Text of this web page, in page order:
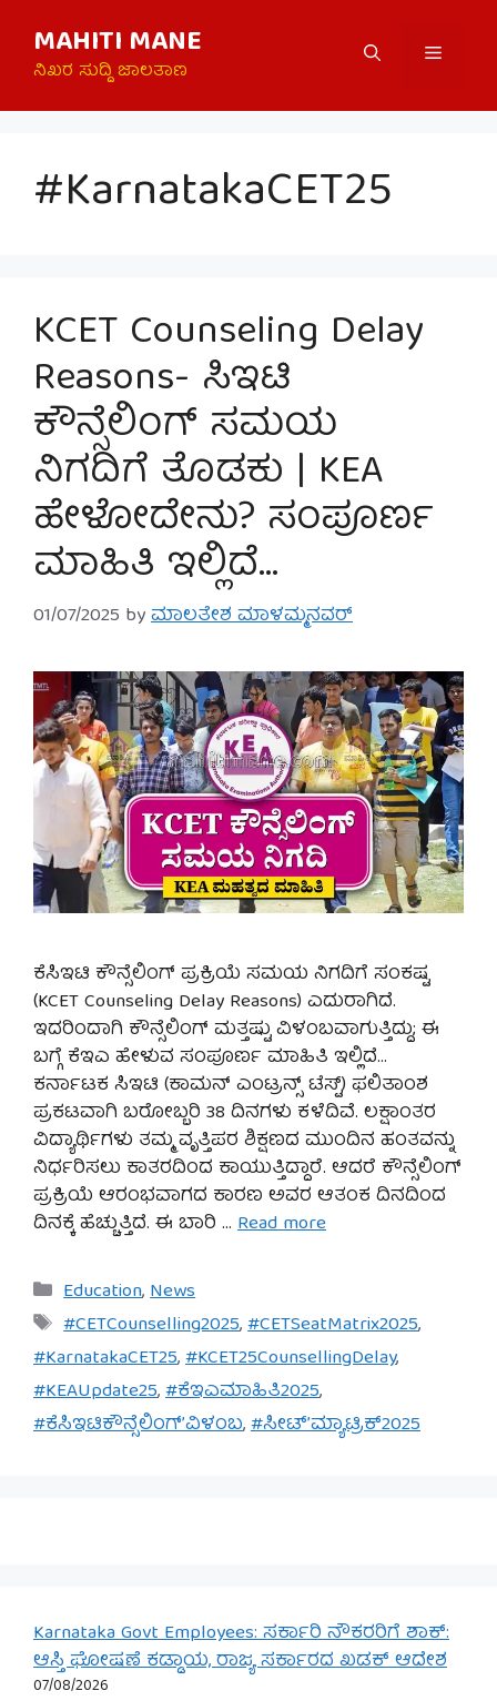
content
MAHITI MANE
ನಿಖರ ಸುದ್ದಿ ಜಾಲತಾಣ
Menu
#KarnatakaCET25
KCET Counseling Delay
Reasons- ಸಿಇಟಿ
ಕೌನ್ಸೆಲಿಂಗ್ ಸಮಯ
ನಿಗದಿಗೆ ತೊಡಕು | KEA
ಹೇಳೋದೇನು? ಸಂಪೂರ್ಣ
ಮಾಹಿತಿ ಇಲ್ಲಿದೆ…
01/07/2025 byಮಾಲತೇಶ ಮಾಳಮ್ಮನವರ್
ಕೆಸಿಇಟಿ ಕೌನ್ಸೆಲಿಂಗ್ ಪ್ರಕ್ರಿಯೆ ಸಮಯ ನಿಗದಿಗೆ ಸಂಕಷ್ಟ
(KCET Counseling Delay Reasons) ಎದುರಾಗಿದೆ.
ಇದರಿಂದಾಗಿ ಕೌನ್ಸೆಲಿಂಗ್ ಮತ್ತಷ್ಟು ವಿಳಂಬವಾಗುತ್ತಿದ್ದು; ಈ
ಬಗ್ಗೆ ಕೆಇಎ ಹೇಳುವ ಸಂಪೂರ್ಣ ಮಾಹಿತಿ ಇಲ್ಲಿದೆ…
ಕರ್ನಾಟಕ ಸಿಇಟಿ (ಕಾಮನ್ ಎಂಟ್ರನ್ಸ್ ಟೆಸ್ಟ್) ಫಲಿತಾಂಶ
ಪ್ರಕಟವಾಗಿ ಬರೋಬ್ಬರಿ 38 ದಿನಗಳು ಕಳೆದಿವೆ. ಲಕ್ಷಾಂತರ
ವಿದ್ಯಾರ್ಥಿಗಳು ತಮ್ಮ ವೃತ್ತಿಪರ ಶಿಕ್ಷಣದ ಮುಂದಿನ ಹಂತವನ್ನು
ನಿರ್ಧರಿಸಲು ಕಾತರದಿಂದ ಕಾಯುತ್ತಿದ್ದಾರೆ. ಆದರೆ ಕೌನ್ಸೆಲಿಂಗ್
ಪ್ರಕ್ರಿಯೆ ಆರಂಭವಾಗದ ಕಾರಣ ಅವರ ಆತಂಕ ದಿನದಿಂದ
ದಿನಕ್ಕೆ ಹೆಚ್ಚುತ್ತಿದೆ. ಈ ಬಾರಿ … Read more
Categories
Education,News
Tags
#CETCounselling2025,#CETSeatMatrix2025,
#KarnatakaCET25,#KCET25CounsellingDelay,
#KEAUpdate25,#ಕೆಇಎಮಾಹಿತಿ2025,
#ಕೆಸಿಇಟಿಕೌನ್ಸೆಲಿಂಗ್’ವಿಳಂಬ,#ಸೀಟ್’ಮ್ಯಾಟ್ರಿಕ್2025
Karnataka Govt Employees: ಸರ್ಕಾರಿ ನೌಕರರಿಗೆ ಶಾಕ್:
ಆಸ್ತಿ ಘೋಷಣೆ ಕಡ್ಡಾಯ, ರಾಜ್ಯ ಸರ್ಕಾರದ ಖಡಕ್ ಆದೇಶ
07/08/2026